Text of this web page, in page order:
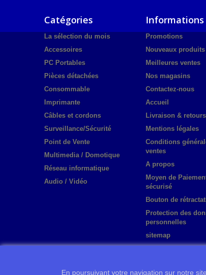
Catégories
La sélection du mois
Accessoires
PC Portables
Pièces détachées
Consommable
Imprimante
Câbles et cordons
Surveillance/Sécurité
Point de Vente
Multimedia / Domotique
Réseau informatique
Audio / Vidéo
Informations
Promotions
Nouveaux produits
Meilleures ventes
Nos magasins
Contactez-nous
Accueil
Livraison & retours
Mentions légales
Conditions
ventes
A propos
Moyen de
sécurisé
Bouton de
Protection des
personnelles
sitemap
En poursuivant votre navigation sur notre